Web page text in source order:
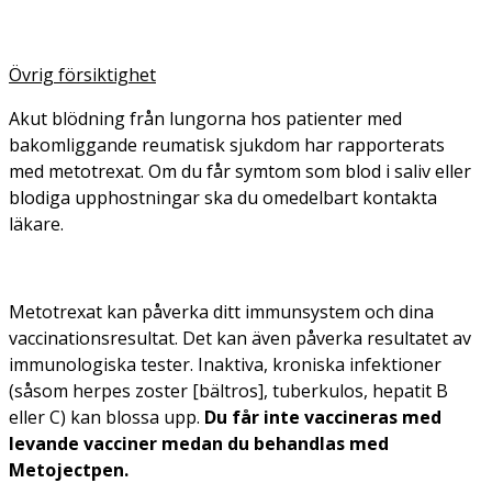
Övrig försiktighet
Akut blödning från lungorna hos patienter med
bakomliggande reumatisk sjukdom har rapporterats
med metotrexat. Om du får symtom som blod i saliv eller
blodiga upphostningar ska du omedelbart kontakta
läkare.
Metotrexat kan påverka ditt immunsystem och dina
vaccinationsresultat. Det kan även påverka resultatet av
immunologiska tester. Inaktiva, kroniska infektioner
(såsom herpes zoster [bältros], tuberkulos, hepatit B
eller C) kan blossa upp. Du får inte vaccineras med
levande vacciner medan du behandlas med
Metojectpen.